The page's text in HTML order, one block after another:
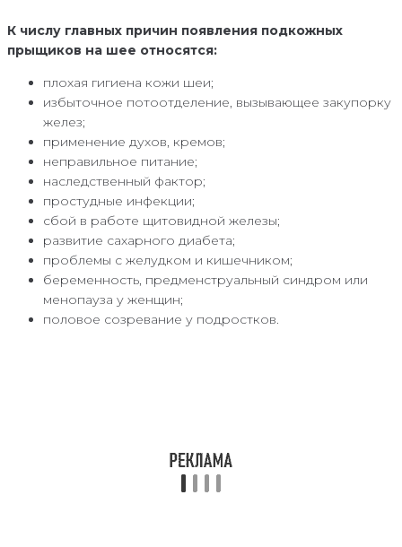
К числу главных причин появления подкожных
прыщиков на шее относятся:
плохая гигиена кожи шеи;
избыточное потоотделение, вызывающее закупорку
желез;
применение духов, кремов;
неправильное питание;
наследственный фактор;
простудные инфекции;
сбой в работе щитовидной железы;
развитие сахарного диабета;
проблемы с желудком и кишечником;
беременность, предменструальный синдром или
менопауза у женщин;
половое созревание у подростков.